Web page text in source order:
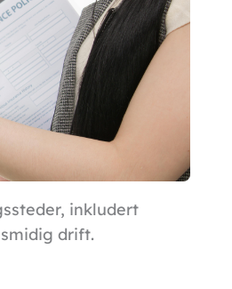
inkludert
drift.